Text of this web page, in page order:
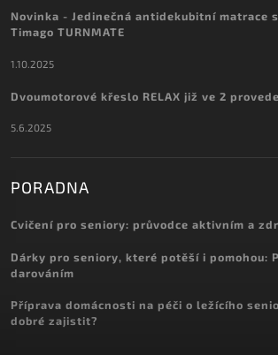
Novinka - Jedinečná antidekubitní matrace
Timago TURNMATE
1.10.2025
Dvoumotorové křeslo RELAX již ve 2
5.6.2025
PORADNA
Cvičení pro seniory: průvodce aktivním a
Dárky pro seniory, které potěší i pomohou:
darováním
Příprava domácnosti na péči o ležícího
dobré zajistit?